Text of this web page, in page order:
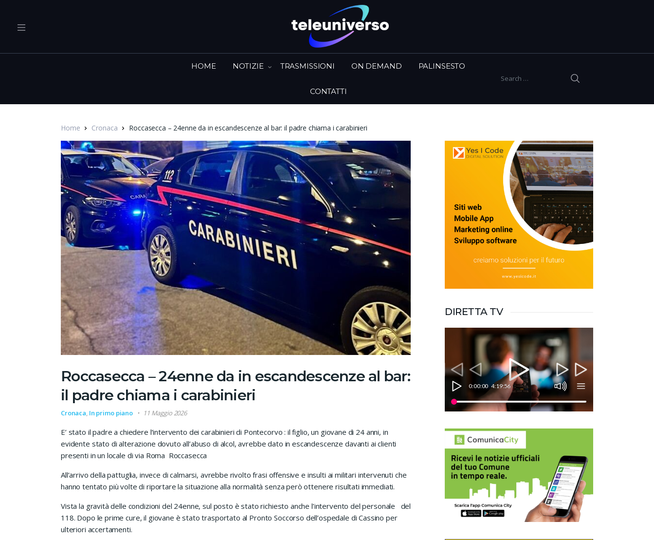
Search for:
HOME NOTIZIE TRASMISSIONI ON DEMAND PALINSESTO
CONTATTI
Home Cronaca Roccasecca – 24enne da in escandescenze al bar: il padre chiama i carabinieri
Roccasecca – 24enne da in escandescenze al bar:
il padre chiama i carabinieri
Cronaca, In primo piano 11 Maggio 2026
E’ stato il padre a chiedere l’intervento dei carabinieri di Pontecorvo : il figlio, un giovane di 24 anni, in
evidente stato di alterazione dovuto all’abuso di alcol, avrebbe dato in escandescenze davanti ai clienti
presenti in un locale di via Roma Roccasecca
All’arrivo della pattuglia, invece di calmarsi, avrebbe rivolto frasi offensive e insulti ai militari intervenuti che
hanno tentato più volte di riportare la situazione alla normalità senza però ottenere risultati immediati.
Vista la gravità delle condizioni del 24enne, sul posto è stato richiesto anche l’intervento del personale del
118. Dopo le prime cure, il giovane è stato trasportato al Pronto Soccorso dell’ospedale di Cassino per
ulteriori accertamenti.
DIRETTA TV
0:00:00 4:19:56